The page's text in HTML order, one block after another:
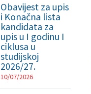
Obavijest za upis
i Konačna lista
kandidata za
upis u I godinu I
ciklusa u
studijskoj
2026/27.
10/07/2026